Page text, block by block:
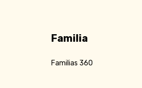
Familia
Familias 360